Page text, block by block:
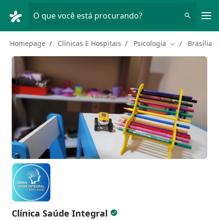
O que você está procurando?
Homepage Clínicas E Hospitais Psicologia Mudar de
Brasília
Clínica Saúde Integral